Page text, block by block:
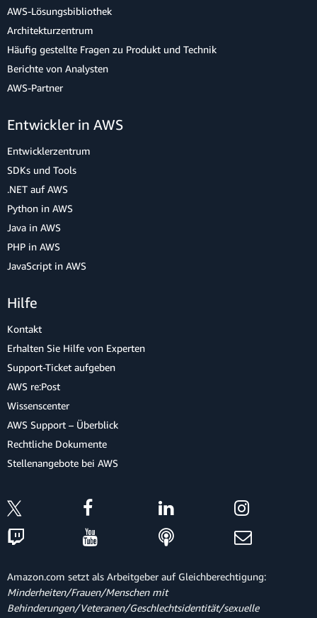
AWS-Lösungsbibliothek
Architekturzentrum
Häufig gestellte Fragen zu Produkt und Technik
Berichte von Analysten
AWS-Partner
Entwickler in AWS
Entwicklerzentrum
SDKs und Tools
.NET auf AWS
Python in AWS
Java in AWS
PHP in AWS
JavaScript in AWS
Hilfe
Kontakt
Erhalten Sie Hilfe von Experten
Support-Ticket aufgeben
AWS re:Post
Wissenscenter
AWS Support – Überblick
Rechtliche Dokumente
Stellenangebote bei AWS
Amazon.com setzt als Arbeitgeber auf Gleichberechtigung:
Minderheiten/Frauen/Menschen mit
Behinderungen/Veteranen/Geschlechtsidentität/sexuelle